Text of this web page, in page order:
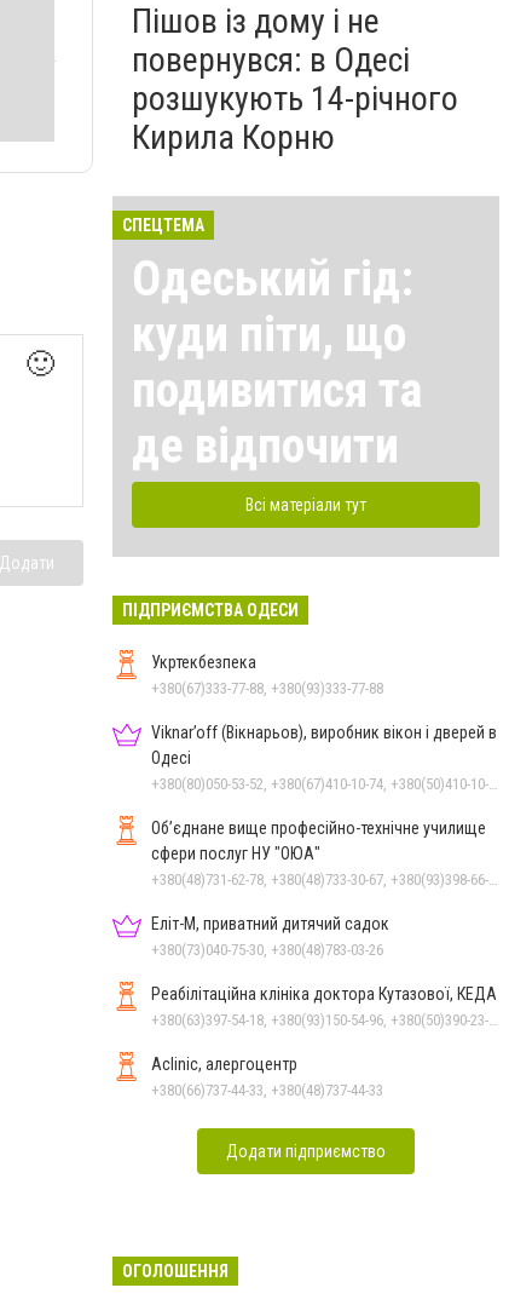
🙂
Додати
Пішов із дому і не
повернувся: в Одесі
розшукують 14-річного
Кирила Корню
СПЕЦТЕМА
Одеський гід:
куди піти, що
подивитися та
де відпочити
Всі матеріали тут
ПІДПРИЄМСТВА ОДЕСИ
Укртекбезпека
+380(67)333-77-88, +380(93)333-77-88
Viknar’off (Вікнарьов), виробник вікон і дверей в
Одесі
Об’єднане вище професійно-технічне училище
сфери послуг НУ "ОЮА"
Еліт-М, приватний дитячий садок
+380(73)040-75-30, +380(48)783-03-26
Реабілітаційна клініка доктора Кутазової, КЕДА
Aclinic, алергоцентр
+380(66)737-44-33, +380(48)737-44-33
Додати підприємство
ОГОЛОШЕННЯ